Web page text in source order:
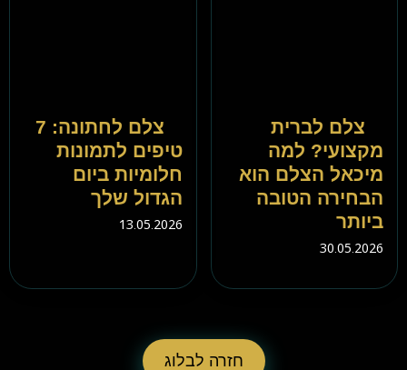
צלם לברית
מקצועי? למה
מיכאל הצלם הוא
הבחירה הטובה
ביותר
30.05.2026
צלם לחתונה: 7
טיפים לתמונות
חלומיות ביום
הגדול שלך
13.05.2026
חזרה לבלוג